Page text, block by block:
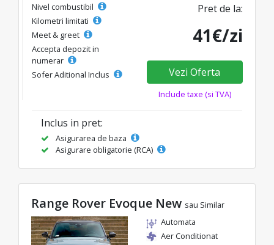
Nivel combustibil
Kilometri limitati
Meet & greet
Accepta depozit in
numerar
Sofer Aditional Inclus
Pret de la:
41€/zi
Vezi Oferta
Include taxe (si TVA)
Inclus in pret:
Asigurarea de baza
Asigurare obligatorie (RCA)
Range Rover Evoque New sau Similar
Automata
Aer Conditionat